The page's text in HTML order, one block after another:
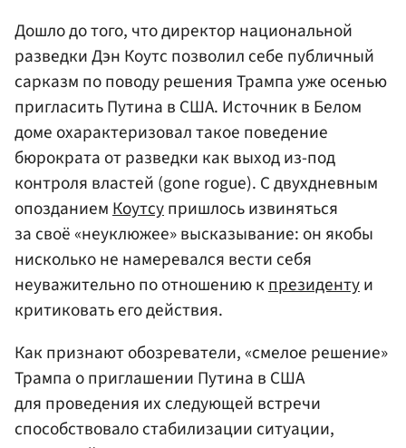
Дошло до того, что директор национальной
разведки Дэн Коутс позволил себе публичный
сарказм по поводу решения Трампа уже осенью
пригласить Путина в США. Источник в Белом
доме охарактеризовал такое поведение
бюрократа от разведки как выход из-под
контроля властей (gone rogue). С двухдневным
опозданиемКоутсупришлось извиняться
за своё «неуклюжее» высказывание: он якобы
нисколько не намеревался вести себя
неуважительно по отношению кпрезидентуи
критиковать его действия.
Как признают обозреватели, «смелое решение»
Трампа о приглашении Путина в США
для проведения их следующей встречи
способствовало стабилизации ситуации,